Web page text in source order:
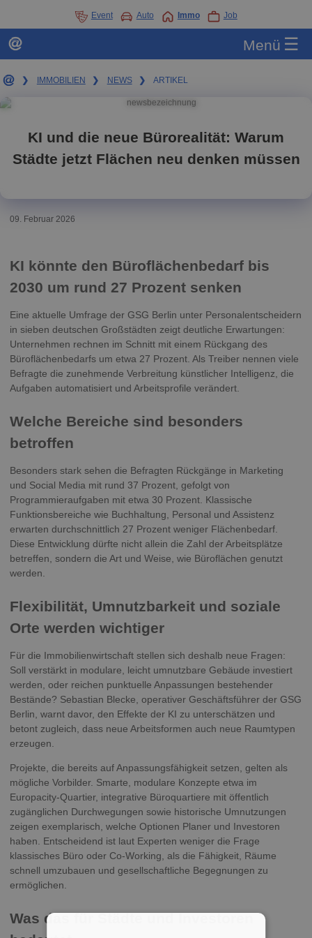
Event Auto Immo Job
Menü ☰
❯ IMMOBILIEN ❯ NEWS ❯ ARTIKEL
KI und die neue Bürorealität: Warum
Städte jetzt Flächen neu denken müssen
09. Februar 2026
KI könnte den Büroflächenbedarf bis
2030 um rund 27 Prozent senken
Eine aktuelle Umfrage der GSG Berlin unter Personalentscheidern
in sieben deutschen Großstädten zeigt deutliche Erwartungen:
Unternehmen rechnen im Schnitt mit einem Rückgang des
Büroflächenbedarfs um etwa 27 Prozent. Als Treiber nennen viele
Befragte die zunehmende Verbreitung künstlicher Intelligenz, die
Aufgaben automatisiert und Arbeitsprofile verändert.
Welche Bereiche sind besonders
betroffen
Besonders stark sehen die Befragten Rückgänge in Marketing
und Social Media mit rund 37 Prozent, gefolgt von
Programmieraufgaben mit etwa 30 Prozent. Klassische
Funktionsbereiche wie Buchhaltung, Personal und Assistenz
erwarten durchschnittlich 27 Prozent weniger Flächenbedarf.
Diese Entwicklung dürfte nicht allein die Zahl der Arbeitsplätze
betreffen, sondern die Art und Weise, wie Büroflächen genutzt
werden.
Flexibilität, Umnutzbarkeit und soziale
Orte werden wichtiger
Für die Immobilienwirtschaft stellen sich deshalb neue Fragen:
Soll verstärkt in modulare, leicht umnutzbare Gebäude investiert
werden, oder reichen punktuelle Anpassungen bestehender
Bestände? Sebastian Blecke, operativer Geschäftsführer der GSG
Berlin, warnt davor, den Effekte der KI zu unterschätzen und
betont zugleich, dass neue Arbeitsformen auch neue Raumtypen
erzeugen.
Projekte, die bereits auf Anpassungsfähigkeit setzen, gelten als
mögliche Vorbilder. Smarte, modulare Konzepte etwa im
Europacity-Quartier, integrative Büroquartiere mit öffentlich
zugänglichen Durchwegungen sowie historische Umnutzungen
zeigen exemplarisch, welche Optionen Planer und Investoren
haben. Entscheidend ist laut Experten weniger die Frage
klassisches Büro oder Co-Working, als die Fähigkeit, Räume
schnell umzubauen und gesellschaftliche Begegnungen zu
ermöglichen.
Was das für Städte und Investoren